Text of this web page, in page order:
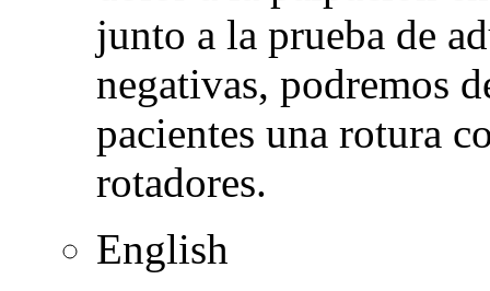
junto a la prueba de
negativas, podremos
pacientes una rotura
rotadores.
English